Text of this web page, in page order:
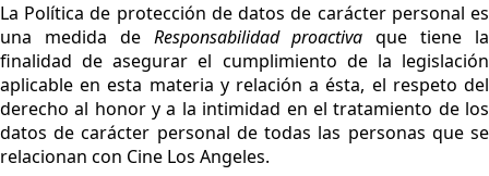
La Política de protección de datos de carácter personal es
una medida de Responsabilidad proactiva que tiene la
finalidad de asegurar el cumplimiento de la legislación
aplicable en esta materia y relación a ésta, el respeto del
derecho al honor y a la intimidad en el tratamiento de los
datos de carácter personal de todas las personas que se
relacionan con Cine Los Angeles.